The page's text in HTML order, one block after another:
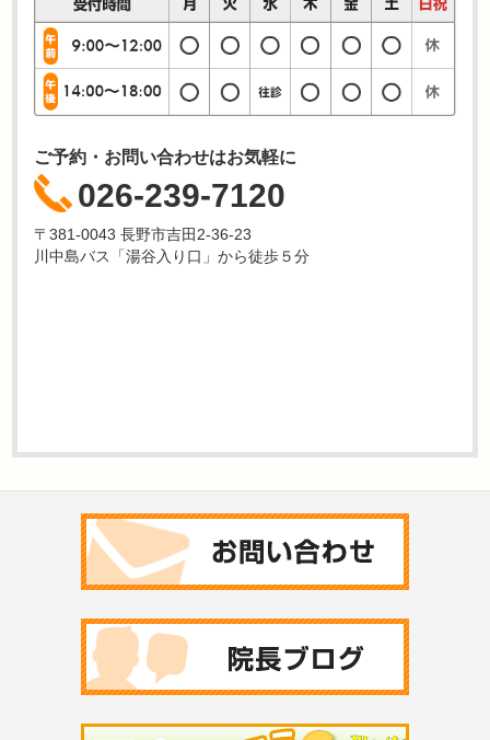
ご予約・お問い合わせはお気軽に
026-239-7120
〒381-0043 長野市吉田2-36-23
川中島バス「湯谷入り口」から徒歩５分